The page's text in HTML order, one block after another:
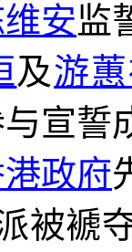
维安监
及游
宣誓
政府
被褫